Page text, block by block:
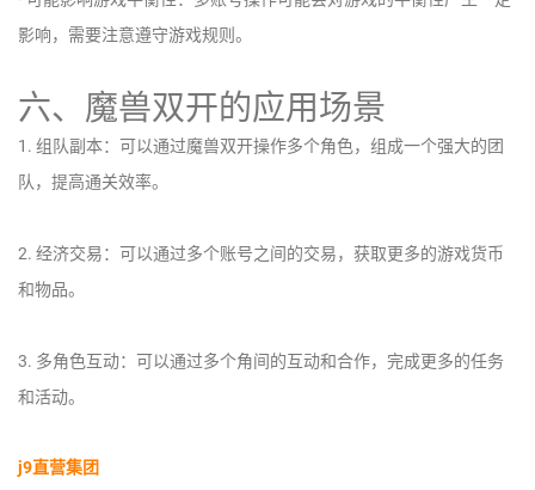
影响，需要注意遵守游戏规则。
六、魔兽双开的应用场景
1. 组队副本：可以通过魔兽双开操作多个角色，组成一个强大的团
队，提高通关效率。
2. 经济交易：可以通过多个账号之间的交易，获取更多的游戏货币
和物品。
3. 多角色互动：可以通过多个角间的互动和合作，完成更多的任务
和活动。
j9直营集团